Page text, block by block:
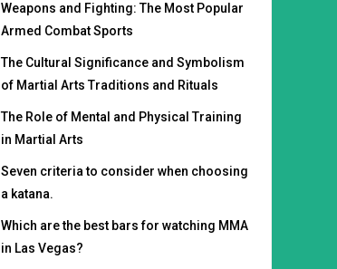
Weapons and Fighting: The Most Popular
Armed Combat Sports
The Cultural Significance and Symbolism
of Martial Arts Traditions and Rituals
The Role of Mental and Physical Training
in Martial Arts
Seven criteria to consider when choosing
a katana.
Which are the best bars for watching MMA
in Las Vegas?